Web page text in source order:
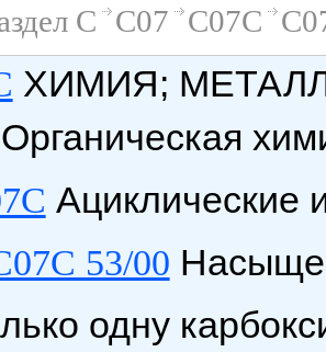
C C07 C07C
ХИМИЯ;
Органическая
Ациклические
53/00
одну